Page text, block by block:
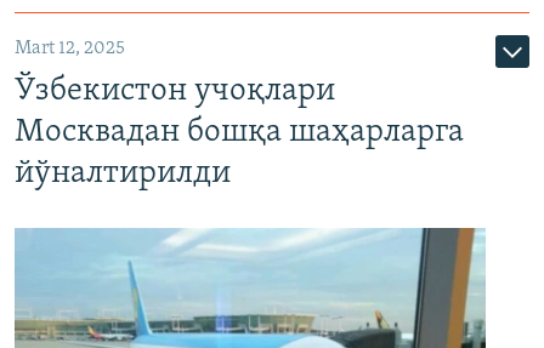
Mart 12, 2025
Ўзбекистон учоқлари
Москвадан бошқа шаҳарларга
йўналтирилди